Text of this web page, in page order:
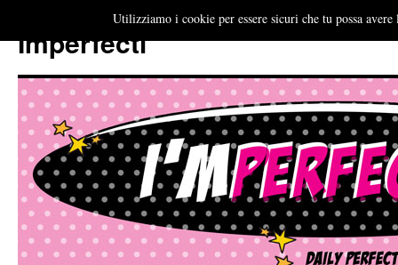
Imperfecti
Utilizziamo i cookie per essere sicuri che tu possa